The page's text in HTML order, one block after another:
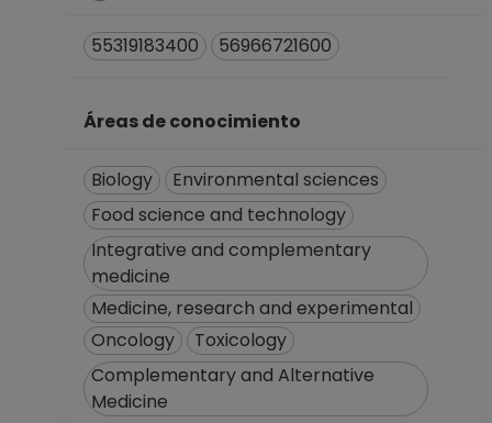
PROFESOR
ASIGNATURA A TP
Facultad de
Desde 16-04-2018
hasta 31-07-2018
PROFESOR
ASIGNATURA A TP
Facultad de
Química
Desde 01-02-2018
hasta 15-04-2018
PROFESOR
55319183400 56966721600
Áreas de conocimiento
Biology
Environmental sciences
Food science and technology
Integrative and complementary
medicine
Medicine, research and experimental
Oncology
Toxicology
Complementary and Alternative
Medicine